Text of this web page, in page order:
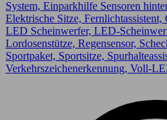
System, Einparkhilfe Sensoren
Elektrische Sitze,
LED Scheinwerfer, LED-
Lordosenstütze, Regensensor,
Sportpaket, Sportsitze,
Verkehrszeichenerkennung, Voll-